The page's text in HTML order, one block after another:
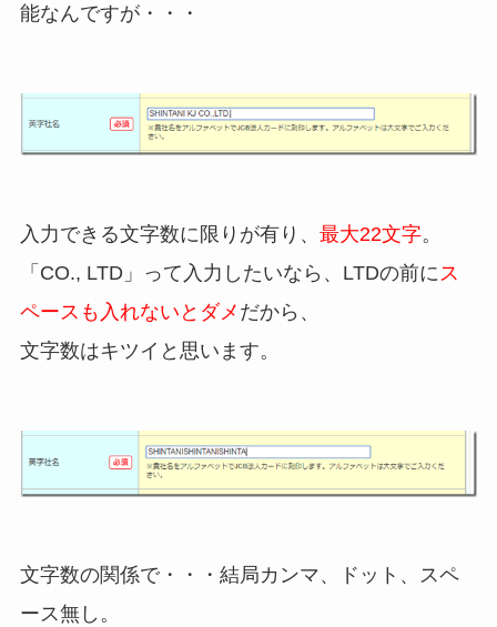
能なんですが・・・
入力できる文字数に限りが有り、 最大22文字。
「CO., LTD」って入力したいなら、LTDの前にス
ペースも入れないとダメ だから、
文字数はキツイと思います。
文字数の関係で・・・結局カンマ、ドット、スペ
ース無し。